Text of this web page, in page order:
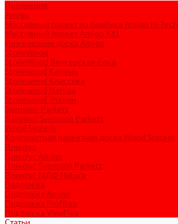
Продукция
Amigo
Массивный паркет из бамбука Amigo Hi-Tech
Массивный паркет Amigo XXL
Инженерная доска Amigo
StoneWood
StoneWood Венгерская ёлка
Stonewood Камень
Stonewood Классика
Stonewood Натура
Stonewood Эталон
Svensson Parkett
Ламинат Svensson Parkett
Wood System
Композитная паркетная доска Wood System
Плинтус
Плинтус Amigo
Плинтус Svensson Parkett
Плинтус МДФ Natura
Подложка
Подложка Amigo
Подложка Profitex
Подложка VinyFlex